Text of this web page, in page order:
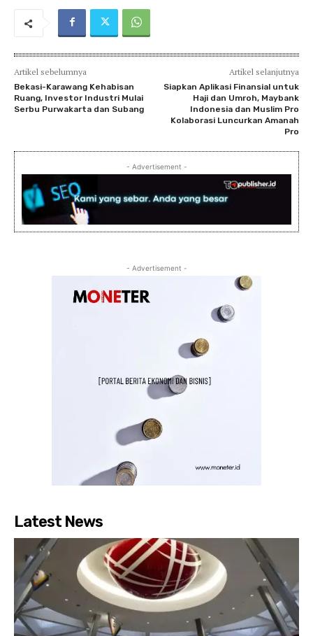
Artikel sebelumnya
Bekasi-Karawang Kehabisan
Ruang, Investor Industri Mulai
Serbu Purwakarta dan Subang
Artikel selanjutnya
Siapkan Aplikasi Finansial untuk
Haji dan Umroh, Maybank
Indonesia dan Muslim Pro
Kolaborasi Luncurkan Amanah
Pro
- Advertisement -
- Advertisement -
Latest News